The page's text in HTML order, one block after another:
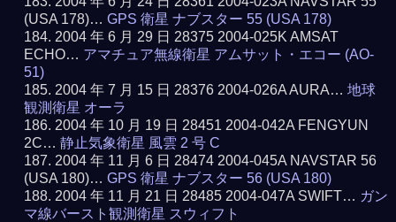
(USA 178)…GPS 衛星 ナブスター 55 (USA 178)
2004 年 6 月 29 日 28375 2004-025K AMSAT
ECHO… アマチュア無線衛星 アムサット・エコー (AO-
51)
2004 年 7 月 15 日 28376 2004-026A AURA…地球
観測衛星 オーラ
2004 年 10 月 19 日 28451 2004-042A FENGYUN
2C…静止気象衛星 風雲 2 号 C
2004 年 11 月 6 日 28474 2004-045A NAVSTAR 56
(USA 180)…GPS 衛星 ナブスター 56 (USA 180)
2004 年 11 月 21 日 28485 2004-047A SWIFT… ガン
マ線バースト観測衛星 スウィフト